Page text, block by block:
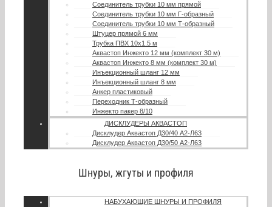
Соединитель трубки 10 мм прямой
Соединитель трубки 10 мм Г-образный
Соединитель трубки 10 мм Т-образный
Штуцер прямой 6 мм
Трубка ПВХ 10х1.5 м
Аквастоп Инжекто 12 мм (комплект 30 м)
Аквастоп Инжекто 8 мм (комплект 30 м)
Инъекционный шланг 12 мм
Инъекционный шланг 8 мм
Анкер пластиковый
Переходник Т-образный
Инжекто пакер 8/10
ДИСКЛУДЕРЫ АКВАСТОП
Дисклудер Аквастоп Д30/40 А2-Л63
Дисклудер Аквастоп Д30/50 А2-Л63
Шнуры, жгуты и профиля
НАБУХАЮЩИЕ ШНУРЫ И ПРОФИЛЯ